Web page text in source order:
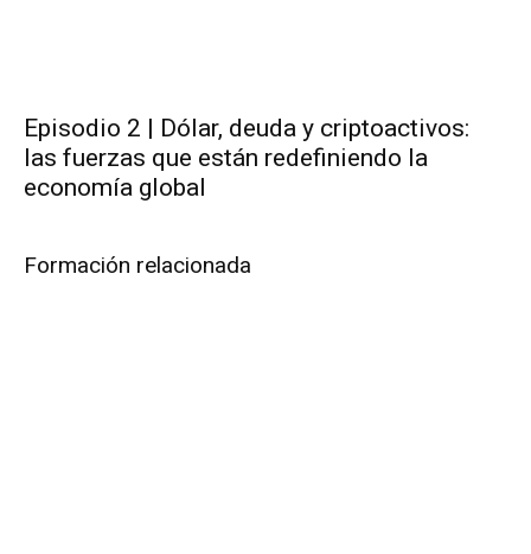
Episodio 2 | Dólar, deuda y criptoactivos:
las fuerzas que están redefiniendo la
economía global
Formación relacionada